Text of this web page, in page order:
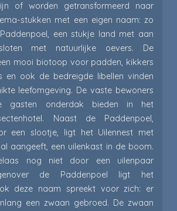
of worden getransformeerd naar
stukken met een eigen naam: zo
een stukje land met aan
met natuurlijke oevers. De
mooi biotoop voor padden, kikkers
en ook de bedreigde libellen vinden
leefomgeving. De vaste bewoners
gasten onderdak bieden in het
Naast de Paddenpoel,
een slootje, ligt het Uilennest met
aangeeft, een uilenkast in de boom.
nog niet door een uilenpaar
de Paddenpoel ligt het
deze naam spreekt voor zich: er
een zwaan gebroed. De zwaan